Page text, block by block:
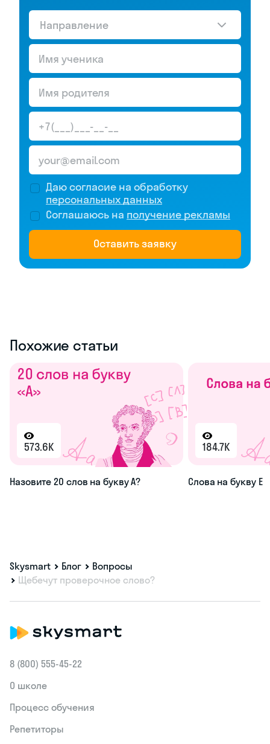
Направление
Даю согласие на обработку
персональных данных
Соглашаюсь на получение рекламы
Оставить заявку
Похожие статьи
573.6K
Назовите 20 слов на букву А?
184.7K
Слова на букву Е
Skysmart Блог
Вопросы
Щебечут проверочное слово?
8 (800) 555‑45-22
О школе
Процесс обучения
Репетиторы